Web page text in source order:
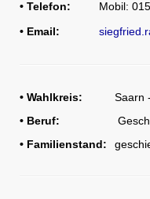
• Telefon:
Mobil:
• Email:
• Wahlkreis:
Saarn
• Beruf:
• Familienstand: